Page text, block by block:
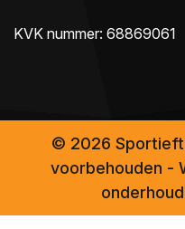
KVK nummer: 68869061
© 2026
voorbehouden -